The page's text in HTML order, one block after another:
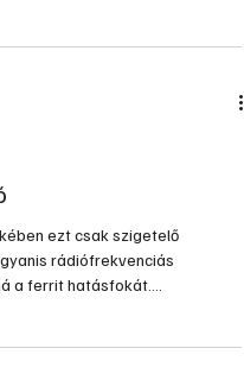
ezt csak szigetelő
rádiófrekvenciás
a ferrit hatásfokát.